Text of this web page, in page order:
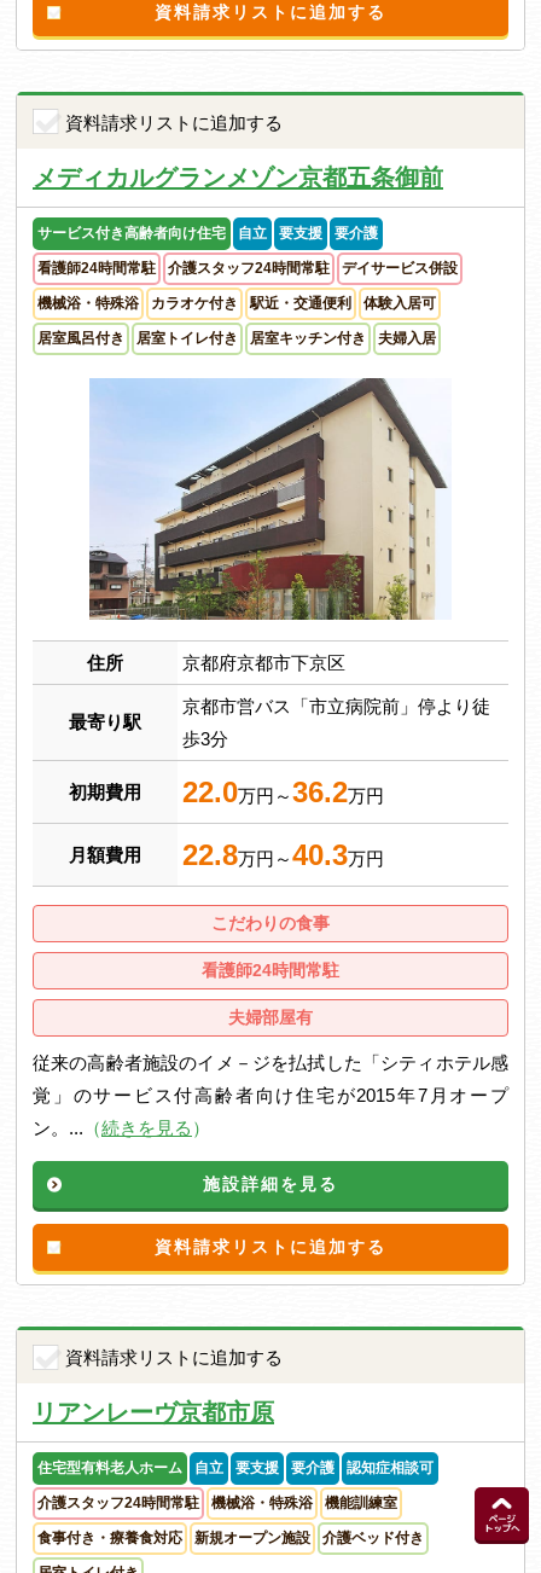
資料請求リストに追加する
資料請求リストに追加する
メディカルグランメゾン京都五条御前
サービス付き高齢者向け住宅 自立 要支援 要介護
看護師24時間常駐 介護スタッフ24時間常駐 デイサービス併設
機械浴・特殊浴 カラオケ付き 駅近・交通便利 体験入居可
居室風呂付き 居室トイレ付き 居室キッチン付き 夫婦入居
住所 京都府京都市下京区
最寄り駅
京都市営バス「市立病院前」停より徒
歩3分
初期費用 22.0万円～36.2万円
月額費用 22.8万円～40.3万円
こだわりの食事
看護師24時間常駐
夫婦部屋有
従来の高齢者施設のイメ－ジを払拭した「シティホテル感
覚」のサービス付高齢者向け住宅が2015年7月オープ
ン。... （続きを見る ）
施設詳細を見る
資料請求リストに追加する
資料請求リストに追加する
リアンレーヴ京都市原
住宅型有料老人ホーム 自立 要支援 要介護 認知症相談可
介護スタッフ24時間常駐 機械浴・特殊浴 機能訓練室
食事付き・療養食対応 新規オープン施設 介護ベッド付き